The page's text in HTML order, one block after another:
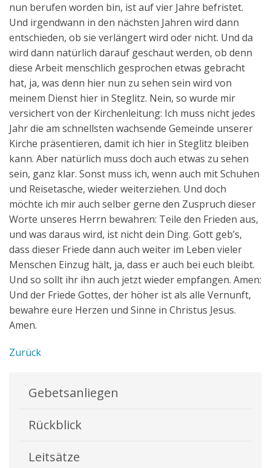
nun berufen worden bin, ist auf vier Jahre befristet.
Und irgendwann in den nächsten Jahren wird dann
entschieden, ob sie verlängert wird oder nicht. Und da
wird dann natürlich darauf geschaut werden, ob denn
diese Arbeit menschlich gesprochen etwas gebracht
hat, ja, was denn hier nun zu sehen sein wird von
meinem Dienst hier in Steglitz. Nein, so wurde mir
versichert von der Kirchenleitung: Ich muss nicht jedes
Jahr die am schnellsten wachsende Gemeinde unserer
Kirche präsentieren, damit ich hier in Steglitz bleiben
kann. Aber natürlich muss doch auch etwas zu sehen
sein, ganz klar. Sonst muss ich, wenn auch mit Schuhen
und Reisetasche, wieder weiterziehen. Und doch
möchte ich mir auch selber gerne den Zuspruch dieser
Worte unseres Herrn bewahren: Teile den Frieden aus,
und was daraus wird, ist nicht dein Ding. Gott geb’s,
dass dieser Friede dann auch weiter im Leben vieler
Menschen Einzug hält, ja, dass er auch bei euch bleibt.
Und so sollt ihr ihn auch jetzt wieder empfangen. Amen:
Und der Friede Gottes, der höher ist als alle Vernunft,
bewahre eure Herzen und Sinne in Christus Jesus.
Amen.
Zurück
Gebetsanliegen
Rückblick
Leitsätze